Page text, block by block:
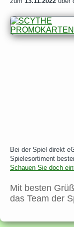
Bei der Spiel direkt
Spielesortiment
Schauen Sie doch
Mit besten
das Team der